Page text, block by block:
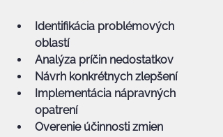
Identifikácia problémových
oblastí
Analýza príčin nedostatkov
Návrh konkrétnych zlepšení
Implementácia nápravných
opatrení
Overenie účinnosti zmien